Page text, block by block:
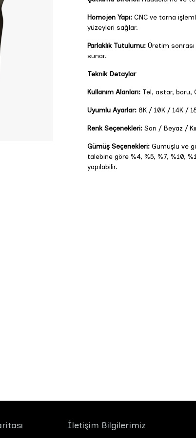
Homojen Yapı: CNC ve torna
yüzeyleri sağlar.
Parlaklık Tutulumu: Üretim
sunar.
Teknik Detaylar
Kullanım Alanları: Tel, astar, boru,
Uyumlu Ayarlar: 8K / 10K / 14K /
Renk Seçenekleri: Sarı / Beyaz /
Gümüş Seçenekleri: Gümüşlü ve
talebine göre %4, %5, %7, %10,
yapılabilir.
İletişim Bilgilerimiz